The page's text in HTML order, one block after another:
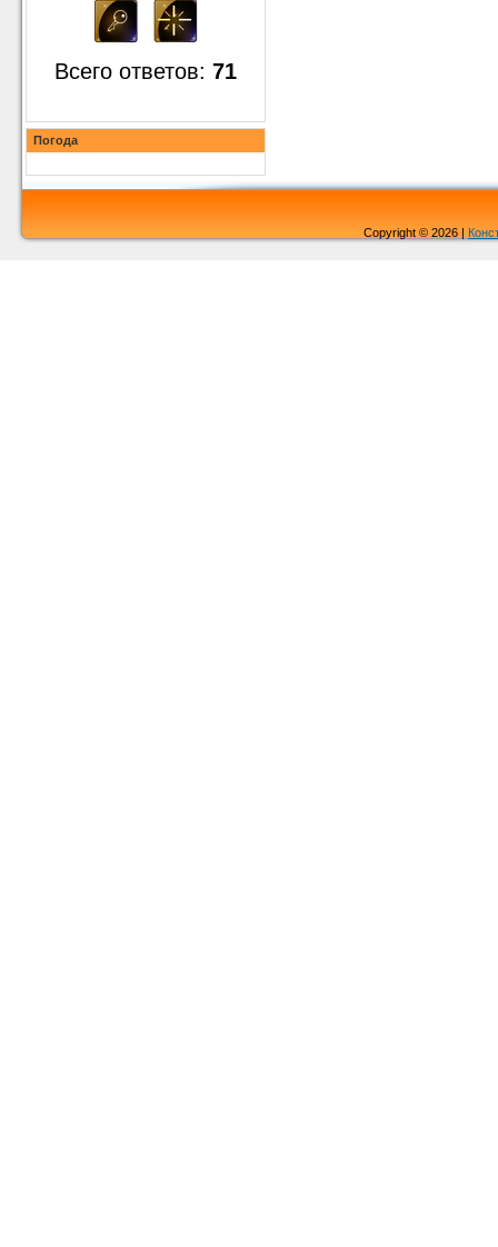
Всего ответов: 71
Погода
Copyright © 2026 |